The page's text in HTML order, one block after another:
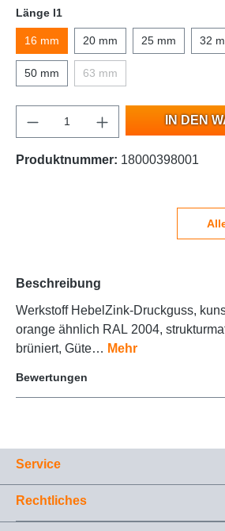
Länge l1
16 mm 20 mm 25 mm 32
50 mm 63 mm
IN DEN
Produktnummer: 18000398001
Beschreibung
Werkstoff HebelZink-Druckguss,
orange ähnlich RAL 2004,
brüniert, Güte… Mehr
Bewertungen
Service
Rechtliches